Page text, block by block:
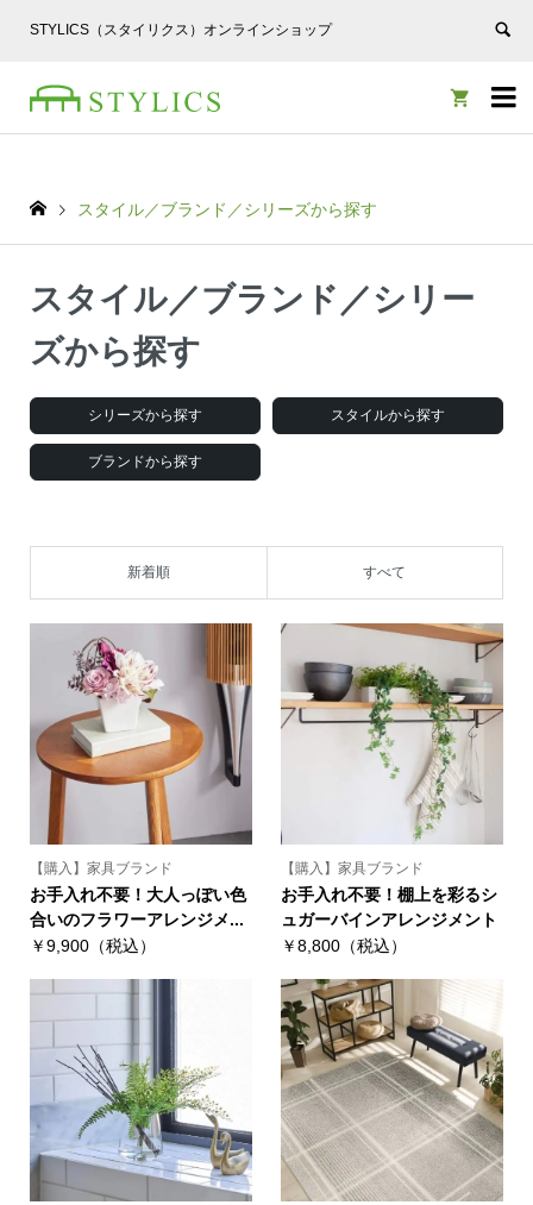
STYLICS（スタイリクス）オンラインショップ


スタイル／ブランド／シリーズから探す
スタイル／ブランド／シリー
ズから探す
シリーズから探す スタイルから探す
ブランドから探す
新着順 すべて
【購入】家具ブランド
お手入れ不要！大人っぽい色
合いのフラワーアレンジメ...
￥9,900（税込）
【購入】家具ブランド
お手入れ不要！棚上を彩るシ
ュガーバインアレンジメント
￥8,800（税込）